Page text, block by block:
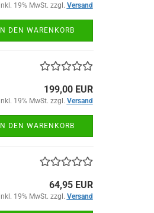
inkl. 19% MwSt. zzgl. Versand
IN DEN WARENKORB
199,00 EUR
inkl. 19% MwSt. zzgl. Versand
IN DEN WARENKORB
64,95 EUR
inkl. 19% MwSt. zzgl. Versand